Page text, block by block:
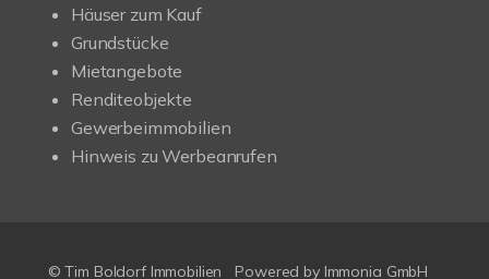
Häuser zum Kauf
Grundstücke
Mietangebote
Renditeobjekte
Gewerbeimmobilien
Hinweis zu Werbeanrufen
© Tim Boldorf Immobilien Powered by Immonia GmbH